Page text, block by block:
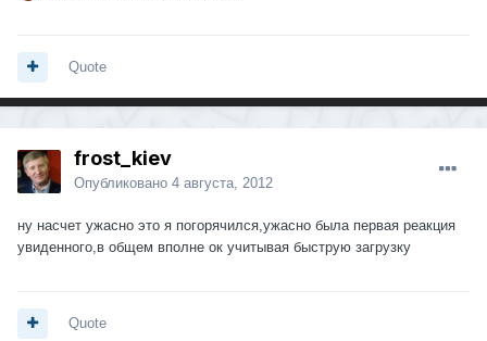
Quote
frost_kiev
Опубликовано 4 августа, 2012
ну насчет ужасно это я погорячился,ужасно была первая реакция
увиденного,в общем вполне ок учитывая быструю загрузку
Quote